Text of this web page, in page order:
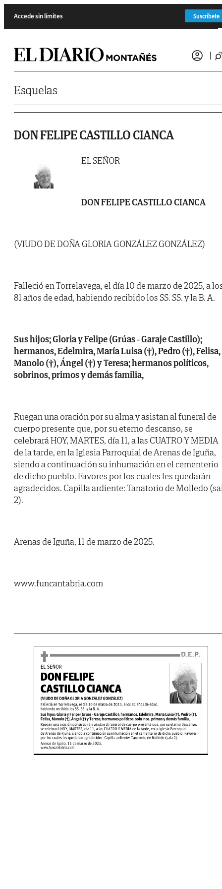
Accede sin límites Suscríbete
Esquelas
DON FELIPE CASTILLO CIANCA
EL SEÑOR
DON FELIPE CASTILLO CIANCA
(VIUDO DE DOÑA GLORIA GONZÁLEZ GONZÁLEZ)
Falleció en Torrelavega, el día 10 de marzo de 2025, a
81 años de edad, habiendo recibido los SS. SS. y la B. A.
Sus hijos; Gloria y Felipe (Grúas - Garaje Castillo);
hermanos, Edelmira, María Luisa (†), Pedro (†), Felisa,
Manolo (†), Ángel (†) y Teresa; hermanos políticos,
sobrinos, primos y demás familia,
Ruegan una oración por su alma y asistan al funeral de
cuerpo presente que, por su eterno descanso, se
celebrará HOY, MARTES, día 11, a las CUATRO Y MEDIA
de la tarde, en la Iglesia Parroquial de Arenas de Iguña,
siendo a continuación su inhumación en el cementerio
de dicho pueblo. Favores por los cuales les quedarán
agradecidos. Capilla ardiente: Tanatorio de Molledo
2).
Arenas de Iguña, 11 de marzo de 2025.
www.funcantabria.com